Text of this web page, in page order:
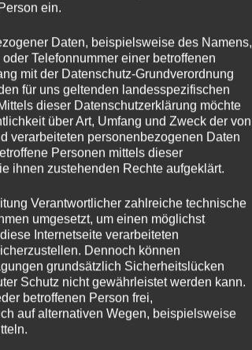
14. Februar 2020
– und wo anders sollte ich an
hingehen, als dorthin, wo die Liebe
der größte Freiluftpuff in …
ein.
Daten, beispielsweise des Namens,
Telefonnummer einer betroffenen
mit der Datenschutz-Grundverordnung
für uns geltenden landesspezifischen
dieser Datenschutzerklärung möchte
über Art, Umfang und Zweck der von
verarbeiteten personenbezogenen Daten
Personen mittels dieser
ihnen zustehenden Rechte aufgeklärt.
Verantwortlicher zahlreiche technische
umgesetzt, um einen möglichst
Internetseite verarbeiteten
Dennoch können
grundsätzlich Sicherheitslücken
Schutz nicht gewährleistet werden kann.
betroffenen Person frei,
auf alternativen Wegen, beispielsweise